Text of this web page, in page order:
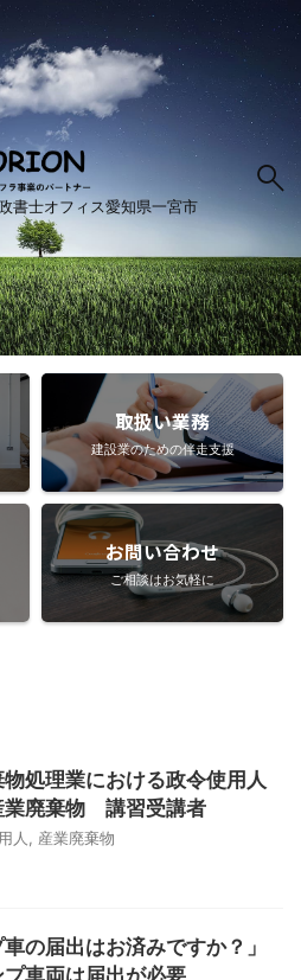
書士オフィス愛知県一宮市
取扱い業務
建設業のための伴走支援
お問い合わせ
ご相談はお気軽に
処理業における政令使用人
廃棄物 講習受講者
人 産業廃棄物
車の届出はお済みですか？」
プ車両は届出が必要